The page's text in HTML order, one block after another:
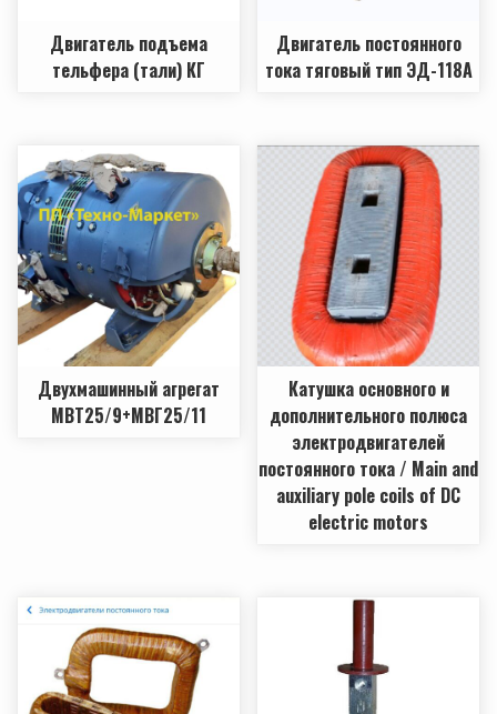
Двигатель подъема
тельфера (тали) КГ
Двигатель постоянного
тока тяговый тип ЭД-118А
Двухмашинный агрегат
МВТ25/9+МВГ25/11
Катушка основного и
дополнительного полюса
электродвигателей
постоянного тока / Main and
auxiliary pole coils of DC
electric motors